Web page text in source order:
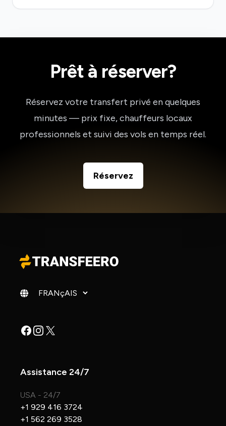
Prêt à réserver?
Réservez votre transfert privé en quelques
minutes — prix fixe, chauffeurs locaux
professionnels et suivi des vols en temps réel.
Réservez
Changer de langue
Facebook
Instagram
X
Assistance 24/7
USA - 24/7
+1 929 416 3724
+1 562 269 3528